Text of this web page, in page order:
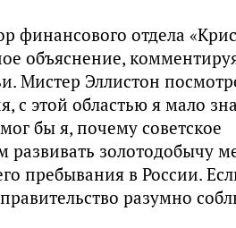
финансового отдела
объяснение,
Мистер Эллистон
с этой областью я мало
бы я, почему советское
развивать золотодобычу
пребывания в России.
разумно